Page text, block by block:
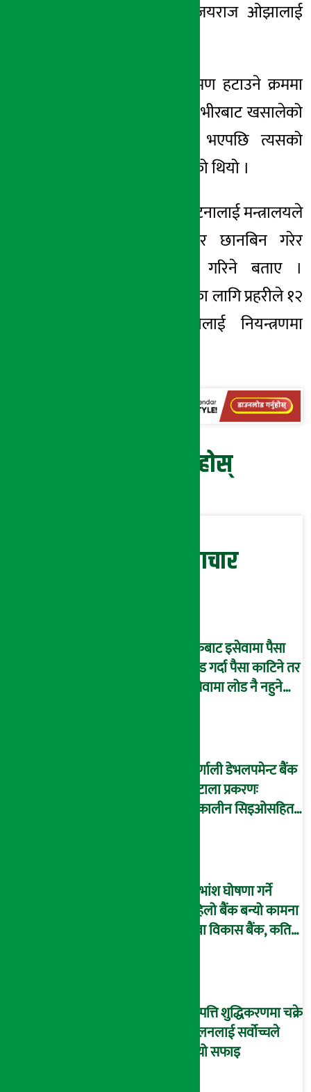
कानुन अधिकृत विजयराज ओझालाई
जेठ २९ गते अतिक्रमण हटाउने क्रममा
वन कर्मचारीले टेम्पो भीरबाट खसालेको
भिडियो सार्वजनिक भएपछि त्यसको
देशव्यापी विरोध भएको थियो ।
सचिव कोइरालाले घटनालाई मन्त्रालयले
गम्भीर रूपमा लिएर छानबिन गरेर
दोषीलाई कारबाही गरिने बताए ।
घटनाको अनुसन्धानका लागि प्रहरीले १२
जना वन कर्मचारीलाई नियन्त्रणमा
प्रतिक्रिया दिनुहोस्
सम्बन्धित समाचार
बैंकबाट इसेवामा पैसा
लोड गर्दा पैसा काटिने तर
इसेवामा लोड नै नहुने
कर्णाली डेभलपमेन्ट बैंक
घोटाला प्रकरणः
तत्कालीन सिइओसहित
लाभांश घोषणा गर्ने
पहिलो बैंक बन्यो कामना
सेवा विकास बैंक, कति
सम्पत्ति शुद्धिकरणमा चक्रे
मिलनलाई सर्वोच्चले
दियो सफाइ